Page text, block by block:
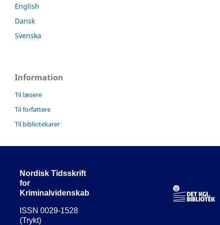
English
Dansk
Svenska
Information
Til læsere
Til forfattere
Til bibliotekarer
Nordisk Tidsskrift
for
Kriminalvidenskab
ISSN 0029-1528
(Trykt)